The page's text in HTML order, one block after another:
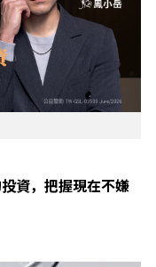
資，把握現在不嫌